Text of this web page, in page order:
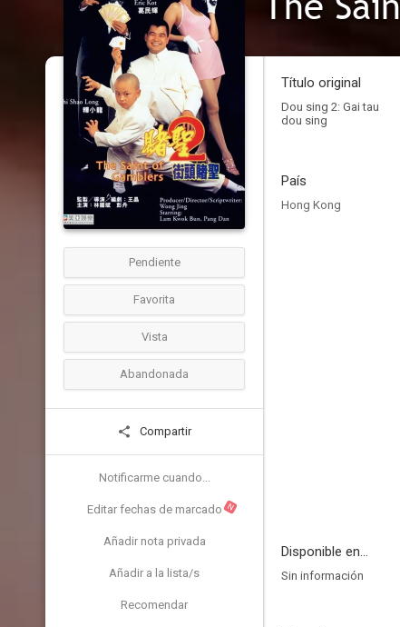
Pendiente
Favorita
Vista
Abandonada
Compartir
Notificarme cuando...
Editar fechas de marcado N
Añadir nota privada
Añadir a la lista/s
Recomendar
Título original
Dou sing 2: Gai tau
dou sing
País
Hong Kong
Disponible en...
Sin información